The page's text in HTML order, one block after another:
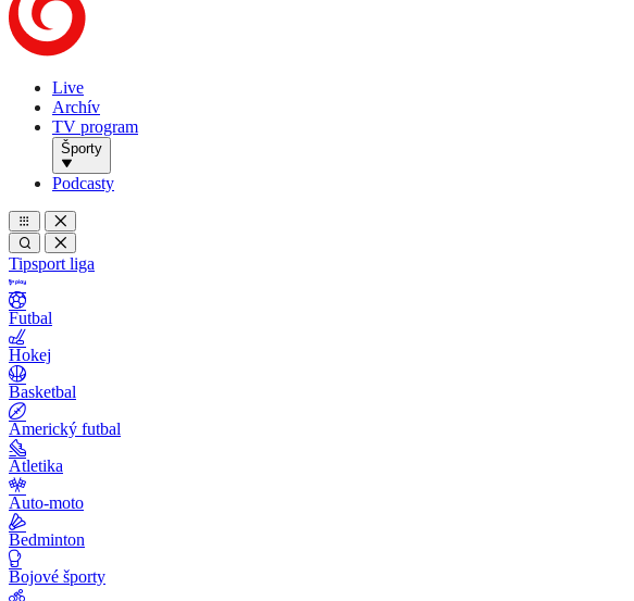
Live
Archív
TV program
Športy
Podcasty
Tipsport liga
Futbal
Hokej
Basketbal
Americký futbal
Atletika
Auto-moto
Bedminton
Bojové športy